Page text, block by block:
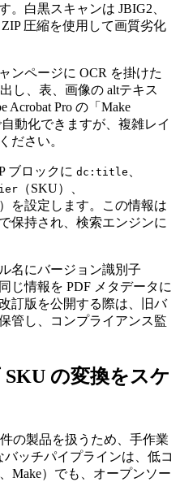
。白黒スキャンは JBIG2、
圧縮を使用して画質劣化
ンページに OCR を掛けた
し、表、画像の altテキス
Acrobat Pro の「Make
動化できますが、複雑レイ
ださい。
ブロックに dc:title
（SKU）、
を設定します。この情報は
保持され、検索エンジンに
名にバージョン識別子
じ情報を PDF メタデータに
訂版を公開する際は、旧バ
管し、コンプライアンス監
の変換をスケ
の製品を扱うため、手作業
ッチパイプラインは、低コ
Make）でも、オープンソー